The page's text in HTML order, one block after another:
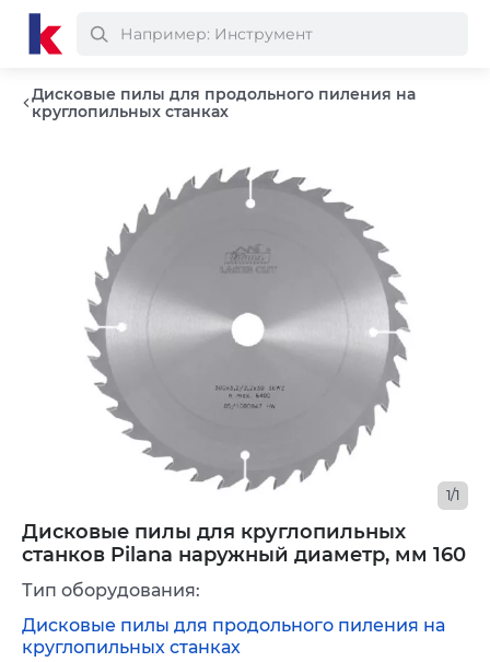
Дисковые пилы для продольного пиления на
круглопильных станках
Дисковые пилы для круглопильных
станков Pilana наружный диаметр, мм 160
1/1
Тип оборудования:
Дисковые пилы для продольного пиления на
круглопильных станках